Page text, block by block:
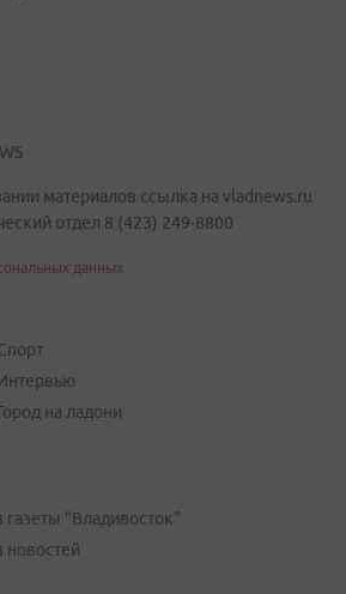
материалов ссылка на vladnews.ru
отдел 8 (423) 249-8800
данных
на ладони
газеты "Владивосток"
новостей